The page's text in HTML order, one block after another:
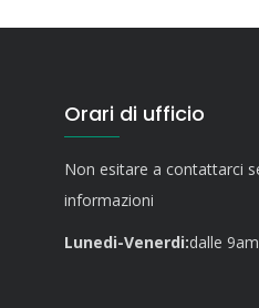
Orari di ufficio
Non esitare a contattarci
informazioni
Lunedi-Venerdi:dalle